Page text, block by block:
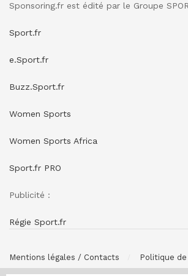
Sponsoring.fr est édité par le Groupe
Sport.fr
e.Sport.fr
Buzz.Sport.fr
Women Sports
Women Sports Africa
Sport.fr PRO
Publicité :
Régie Sport.fr
Mentions légales / Contacts Politique